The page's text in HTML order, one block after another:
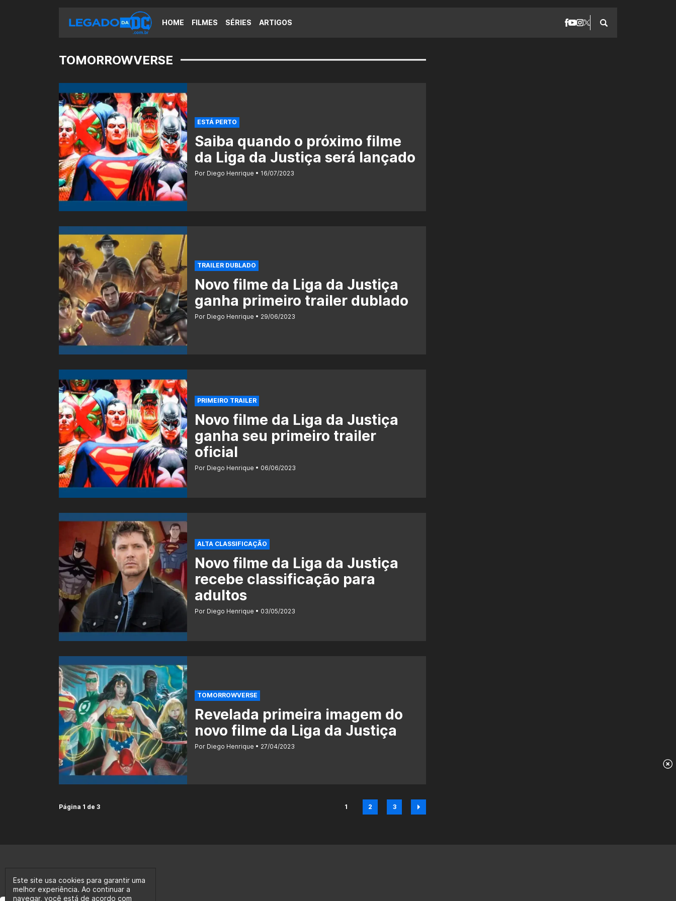
HOME FILMES SÉRIES ARTIGOS
TOMORROWVERSE
ESTÁ PERTO
Saiba quando o próximo filme
da Liga da Justiça será lançado
Por Diego Henrique 16/07/2023
TRAILER DUBLADO
Novo filme da Liga da Justiça
ganha primeiro trailer dublado
Por Diego Henrique 29/06/2023
PRIMEIRO TRAILER
Novo filme da Liga da Justiça
ganha seu primeiro trailer
oficial
Por Diego Henrique 06/06/2023
ALTA CLASSIFICAÇÃO
Novo filme da Liga da Justiça
recebe classificação para
adultos
Por Diego Henrique 03/05/2023
TOMORROWVERSE
Revelada primeira imagem do
novo filme da Liga da Justiça
Por Diego Henrique 27/04/2023
Página 1 de 3
Página
1
Página
2
Página
3
Este site usa cookies para garantir uma
melhor experiência. Ao continuar a
navegar, você está de acordo com